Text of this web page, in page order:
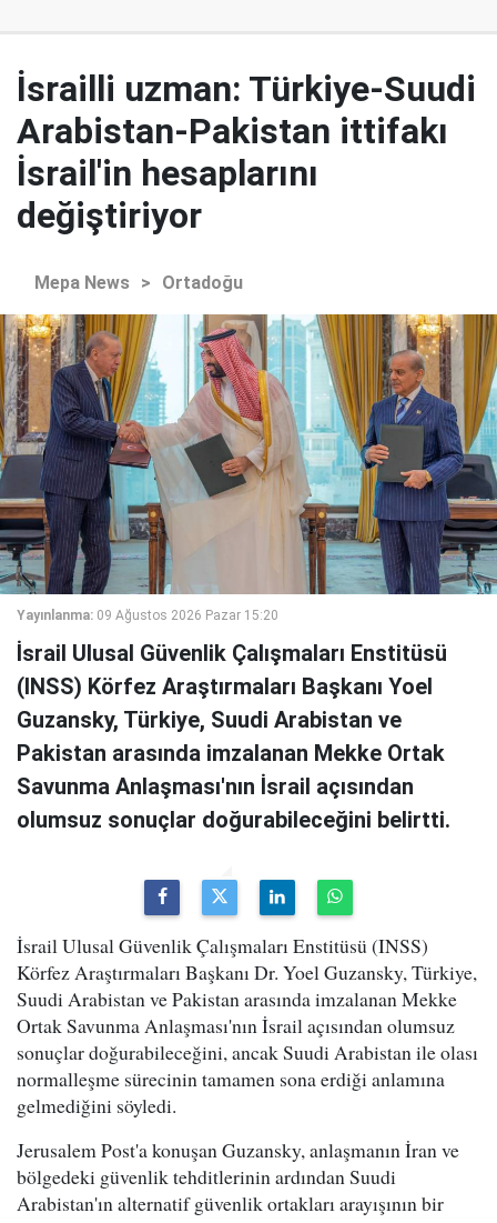
İsrailli uzman: Türkiye-Suudi
Arabistan-Pakistan ittifakı
İsrail'in hesaplarını
değiştiriyor
Mepa News > Ortadoğu
Yayınlanma: 09 Ağustos 2026 Pazar 15:20
İsrail Ulusal Güvenlik Çalışmaları Enstitüsü
(INSS) Körfez Araştırmaları Başkanı Yoel
Guzansky, Türkiye, Suudi Arabistan ve
Pakistan arasında imzalanan Mekke Ortak
Savunma Anlaşması'nın İsrail açısından
olumsuz sonuçlar doğurabileceğini belirtti.
İsrail Ulusal Güvenlik Çalışmaları Enstitüsü (INSS)
Körfez Araştırmaları Başkanı Dr. Yoel Guzansky, Türkiye,
Suudi Arabistan ve Pakistan arasında imzalanan Mekke
Ortak Savunma Anlaşması'nın İsrail açısından olumsuz
sonuçlar doğurabileceğini, ancak Suudi Arabistan ile olası
normalleşme sürecinin tamamen sona erdiği anlamına
gelmediğini söyledi.
Jerusalem Post'a konuşan Guzansky, anlaşmanın İran ve
bölgedeki güvenlik tehditlerinin ardından Suudi
Arabistan'ın alternatif güvenlik ortakları arayışının bir